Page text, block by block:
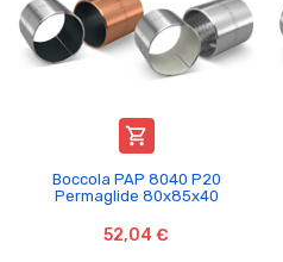

Boccola PAP 8040 P20
Permaglide 80x85x40
52,04 €